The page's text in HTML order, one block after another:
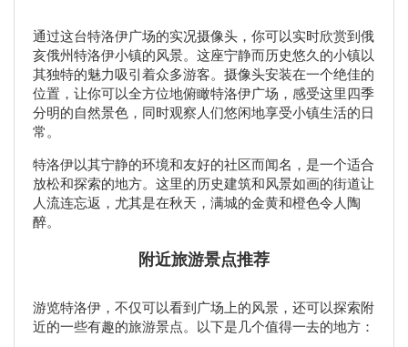
通过这台特洛伊广场的实况摄像头，你可以实时欣赏到俄
亥俄州特洛伊小镇的风景。这座宁静而历史悠久的小镇以
其独特的魅力吸引着众多游客。摄像头安装在一个绝佳的
位置，让你可以全方位地俯瞰特洛伊广场，感受这里四季
分明的自然景色，同时观察人们悠闲地享受小镇生活的日
常。
特洛伊以其宁静的环境和友好的社区而闻名，是一个适合
放松和探索的地方。这里的历史建筑和风景如画的街道让
人流连忘返，尤其是在秋天，满城的金黄和橙色令人陶
醉。
附近旅游景点推荐
游览特洛伊，不仅可以看到广场上的风景，还可以探索附
近的一些有趣的旅游景点。以下是几个值得一去的地方：